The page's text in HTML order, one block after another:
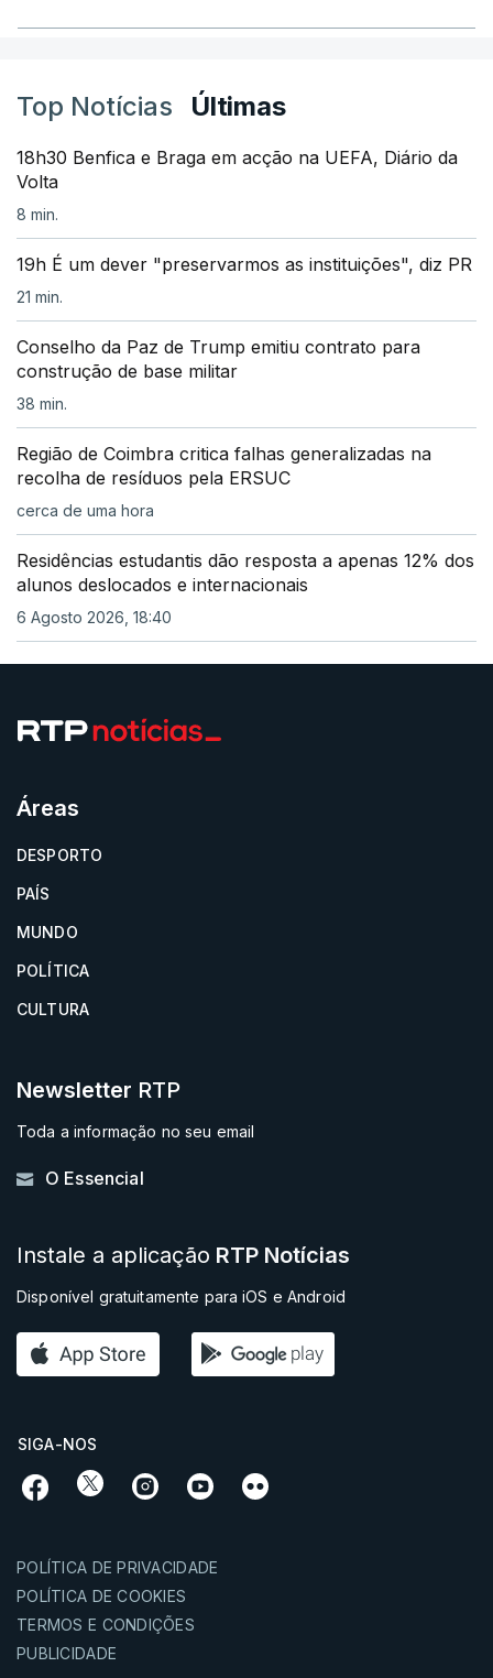
Top Notícias Últimas
18h30 Benfica e Braga em acção na UEFA, Diário da
Volta
8 min.
19h É um dever "preservarmos as instituições", diz PR
21 min.
Conselho da Paz de Trump emitiu contrato para
construção de base militar
38 min.
Região de Coimbra critica falhas generalizadas na
recolha de resíduos pela ERSUC
cerca de uma hora
Residências estudantis dão resposta a apenas 12% dos
alunos deslocados e internacionais
6 Agosto 2026, 18:40
Áreas
DESPORTO
PAÍS
MUNDO
POLÍTICA
CULTURA
Newsletter RTP
Toda a informação no seu email
O Essencial
Instale a aplicação RTP Notícias
Disponível gratuitamente para iOS e Android
SIGA-NOS
POLÍTICA DE PRIVACIDADE
POLÍTICA DE COOKIES
TERMOS E CONDIÇÕES
PUBLICIDADE